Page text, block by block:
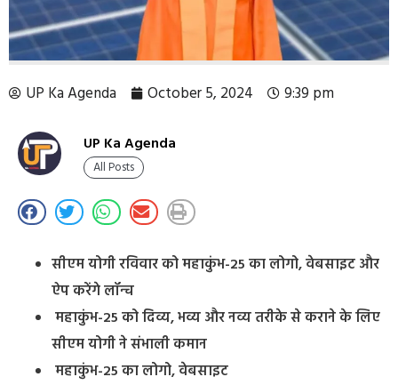
UP Ka Agenda October 5, 2024 9:39 pm
UP Ka Agenda
All Posts
सीएम योगी रविवार को महाकुंभ-25 का लोगो, वेबसाइट और
ऐप करेंगे लॉन्च
महाकुंभ-25 को दिव्य, भव्य और नव्य तरीके से कराने के लिए
सीएम योगी ने संभाली कमान
महाकुंभ-25 का लोगो, वेबसाइट